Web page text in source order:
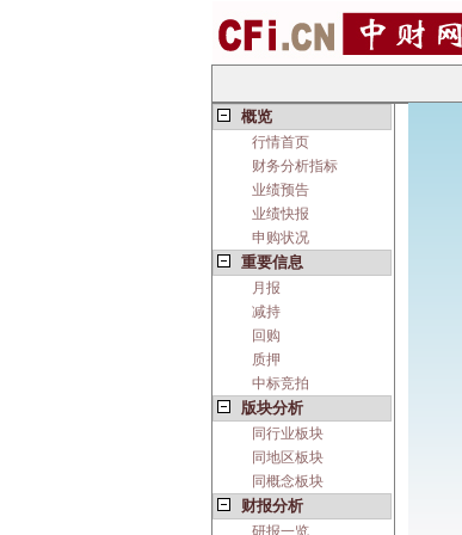
概览
行情首页
财务分析指标
业绩预告
业绩快报
申购状况
重要信息
月报
减持
回购
质押
中标竞拍
版块分析
同行业板块
同地区板块
同概念板块
财报分析
研报一览